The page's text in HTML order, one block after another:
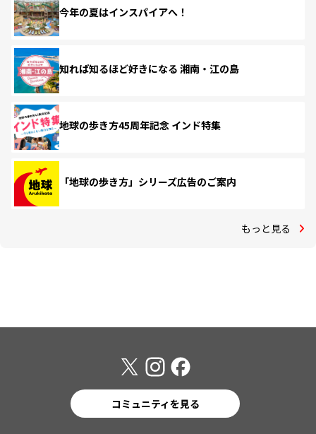
今年の夏はインスパイアへ！
知れば知るほど好きになる 湘南・江の島
地球の歩き方45周年記念 インド特集
「地球の歩き方」シリーズ広告のご案内
もっと見る
コミュニティを見る